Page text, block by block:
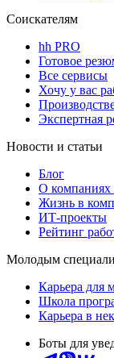
Соискателям
hh PRO
Готовое
Все сервисы
Хочу у вас
Экспертная
Новости и статьи
Блог
О компаниях
Жизнь в
ИТ-проекты
Рейтинг
Молодым
Карьера для
Школа
Карьера в
Боты для